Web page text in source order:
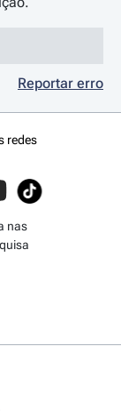
Reportar erro
redes
nas